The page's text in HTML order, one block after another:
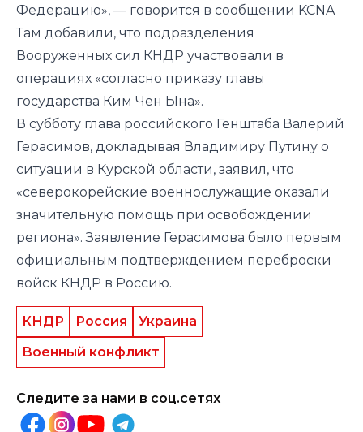
Федерацию», — говорится в сообщении KCNA
Там добавили, что подразделения
Вооруженных сил КНДР участвовали в
операциях «согласно приказу главы
государства Ким Чен Ына».
В субботу глава российского Генштаба Валерий
Герасимов, докладывая Владимиру Путину о
ситуации в Курской области, заявил, что
«северокорейские военнослужащие оказали
значительную помощь при освобождении
региона». Заявление Герасимова было первым
официальным подтверждением переброски
войск КНДР в Россию.
КНДР Россия
Украина
Военный конфликт
Следите за нами в соц.сетях